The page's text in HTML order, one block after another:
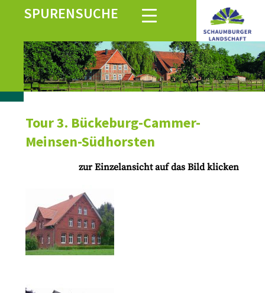
SPURENSUCHE
Tour 3. Bückeburg-Cammer-
Meinsen-Südhorsten
zur Einzelansicht auf das Bild klicken